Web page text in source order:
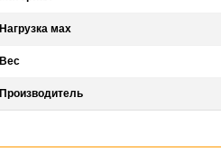
Нагрузка мах
Вес
Производитель